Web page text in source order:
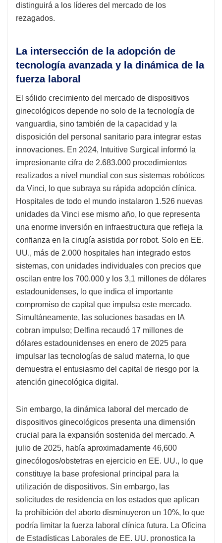
distinguirá a los líderes del mercado de los
rezagados.
La intersección de la adopción de
tecnología avanzada y la dinámica de la
fuerza laboral
El sólido crecimiento del mercado de dispositivos
ginecológicos depende no solo de la tecnología de
vanguardia, sino también de la capacidad y la
disposición del personal sanitario para integrar estas
innovaciones. En 2024, Intuitive Surgical informó la
impresionante cifra de 2.683.000 procedimientos
realizados a nivel mundial con sus sistemas robóticos
da Vinci, lo que subraya su rápida adopción clínica.
Hospitales de todo el mundo instalaron 1.526 nuevas
unidades da Vinci ese mismo año, lo que representa
una enorme inversión en infraestructura que refleja la
confianza en la cirugía asistida por robot. Solo en EE.
UU., más de 2.000 hospitales han integrado estos
sistemas, con unidades individuales con precios que
oscilan entre los 700.000 y los 3,1 millones de dólares
estadounidenses, lo que indica el importante
compromiso de capital que impulsa este mercado.
Simultáneamente, las soluciones basadas en IA
cobran impulso; Delfina recaudó 17 millones de
dólares estadounidenses en enero de 2025 para
impulsar las tecnologías de salud materna, lo que
demuestra el entusiasmo del capital de riesgo por la
atención ginecológica digital.
Sin embargo, la dinámica laboral del mercado de
dispositivos ginecológicos presenta una dimensión
crucial para la expansión sostenida del mercado. A
julio de 2025, había aproximadamente 46,600
ginecólogos/obstetras en ejercicio en EE. UU., lo que
constituye la base profesional principal para la
utilización de dispositivos. Sin embargo, las
solicitudes de residencia en los estados que aplican
la prohibición del aborto disminuyeron un 10%, lo que
podría limitar la fuerza laboral clínica futura. La Oficina
de Estadísticas Laborales de EE. UU. pronostica la